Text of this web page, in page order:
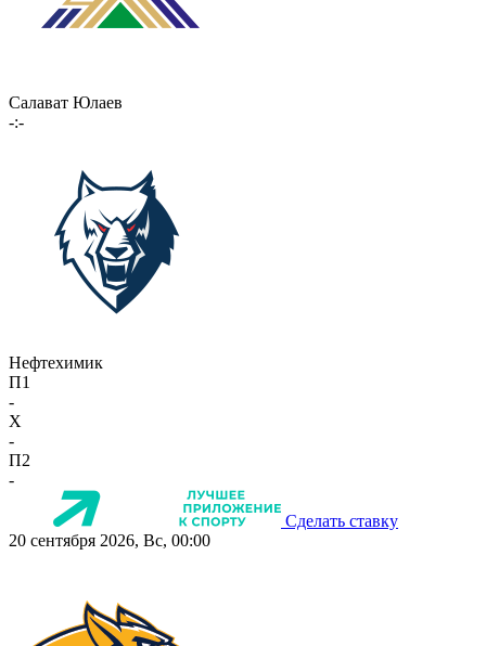
Салават Юлаев
-:-
Нефтехимик
П1
-
X
-
П2
-
Сделать ставку
20 сентября 2026, Вс, 00:00